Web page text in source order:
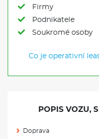
Firmy
Podnikatele
Soukromé osoby
Co je operativní
POPIS VOZU,
Doprava